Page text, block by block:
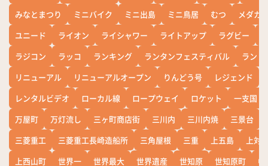
みなとまつり
ミニバイク ミニ出島 ミニ鳥居 むつ
メダカ
ユニード
ライオン ライシャワー ライトアップ ラグビー
ラジコン
ラッコ ランキング ランタンフェスティバル
ランド
リニューアル
リニューアルオープン りんどう号 レジェンド
レンタルビデオ
ローカル線 ロープウェイ ロケット
一支国
万屋町
万灯流し 三ヶ町商店街 三川内 三川内焼 三景台
三菱重工
三菱重工長崎造船所 三角屋根 三重 上五島
上対
上西山町
世界一 世界最大 世界遺産 世知原 世知原町
中